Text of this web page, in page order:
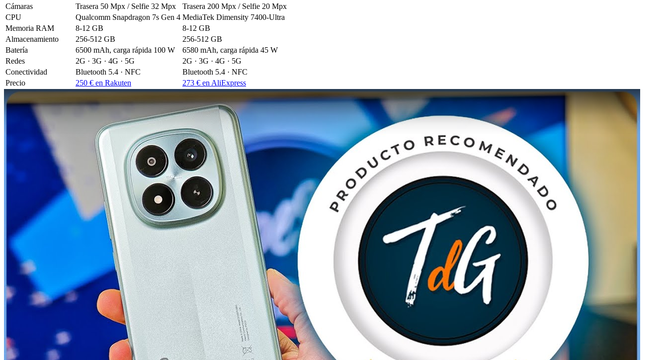
Cámaras
Trasera 50 Mpx / Selfie 32 Mpx
Trasera 200 Mpx / Selfie 20 Mpx
CPU
Qualcomm Snapdragon 7s Gen 4 MediaTek Dimensity 7400-Ultra
Memoria RAM
8-12 GB
8-12 GB
Almacenamiento
256-512 GB
256-512 GB
Batería
6500 mAh, carga rápida 100 W
6580 mAh, carga rápida 45 W
Redes
2G · 3G · 4G · 5G
2G · 3G · 4G · 5G
Conectividad
Bluetooth 5.4 · NFC
Bluetooth 5.4 · NFC
Precio
250 € en Rakuten 273 € en AliExpress